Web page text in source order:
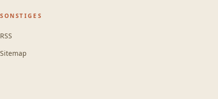
SONSTIGES
RSS
Sitemap